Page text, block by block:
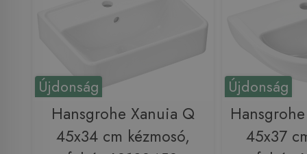
Újdonság
Hansgrohe Xanuia Q
45x34 cm kézmosó,
Újdonság
45x37